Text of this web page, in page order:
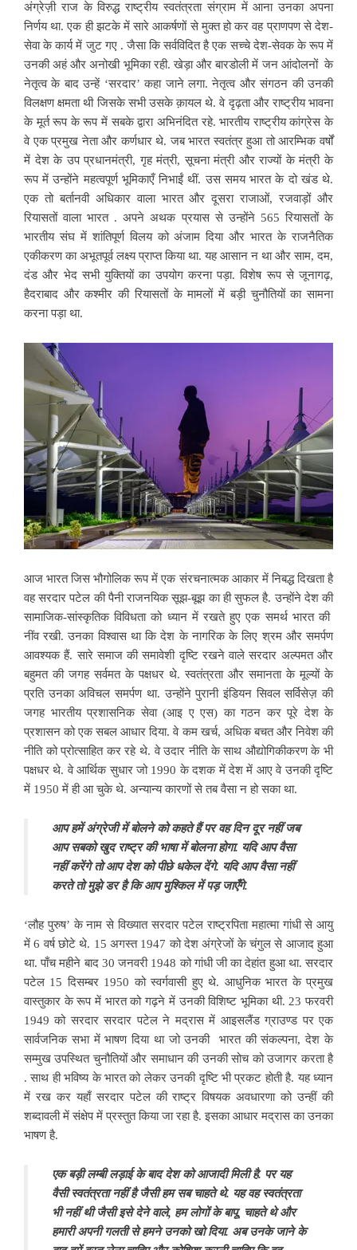
अंग्रेज़ी राज के विरुद्ध राष्ट्रीय स्वतंत्रता संग्राम में आना उनका अपना
निर्णय था. एक ही झटके में सारे आकर्षणों से मुक्त हो कर वह प्राणपण से देश-
सेवा के कार्य में जुट गए . जैसा कि सर्वविदित है एक सच्चे देश-सेवक के रूप में
उनकी अहं और अनोखी भूमिका रही. खेड़ा और बारडोली में जन आंदोलनों के
नेतृत्व के बाद उन्हें ‘सरदार’ कहा जाने लगा. नेतृत्व और संगठन की उनकी
विलक्षण क्षमता थी जिसके सभी उसके क़ायल थे. वे दृढ़ता और राष्ट्रीय भावना
के मूर्त रूप के रूप में सबके द्वारा अभिनंदित रहे. भारतीय राष्ट्रीय कांग्रेस के
वे एक प्रमुख नेता और कर्णधार थे. जब भारत स्वतंत्र हुआ तो आरम्भिक वर्षों
में देश के उप प्रधानमंत्री, गृह मंत्री, सूचना मंत्री और राज्यों के मंत्री के
रूप में उन्होंने महत्वपूर्ण भूमिकाएँ निभाईं थीं. उस समय भारत के दो खंड थे.
एक तो बर्तानवी अधिकार वाला भारत और दूसरा राजाओं, रजवाड़ों और
रियासतों वाला भारत . अपने अथक प्रयास से उन्होंने 565 रियासतों के
भारतीय संघ में शांतिपूर्ण विलय को अंजाम दिया और भारत के राजनैतिक
एकीकरण का अभूतपूर्व लक्ष्य प्राप्त किया था. यह आसान न था और साम, दम,
दंड और भेद सभी युक्तियों का उपयोग करना पड़ा. विशेष रूप से जूनागढ़,
हैदराबाद और कश्मीर की रियासतों के मामलों में बड़ी चुनौतियों का सामना
करना पड़ा था.
आज भारत जिस भौगोलिक रूप में एक संरचनात्मक आकार में निबद्ध दिखता है
वह सरदार पटेल की पैनी राजनयिक सूझ-बूझ का ही सुफल है. उन्होंने देश की
सामाजिक-सांस्कृतिक विविधता को ध्यान में रखते हुए एक समर्थ भारत की
नींव रखी. उनका विश्वास था कि देश के नागरिक के लिए श्रम और समर्पण
आवश्यक हैं. सारे समाज की समावेशी दृष्टि रखने वाले सरदार अल्पमत और
बहुमत की जगह सर्वमत के पक्षधर थे. स्वतंत्रता और समानता के मूल्यों के
प्रति उनका अविचल समर्पण था. उन्होंने पुरानी इंडियन सिवल सर्विसेज़ की
जगह भारतीय प्रशासनिक सेवा (आइ ए एस) का गठन कर पूरे देश के
प्रशासन को एक सबल आधार दिया. वे कम खर्च, अधिक बचत और निवेश की
नीति को प्रोत्साहित कर रहे थे. वे उदार नीति के साथ औद्योगिकीकरण के भी
पक्षधर थे. वे आर्थिक सुधार जो 1990 के दशक में देश में आए वे उनकी दृष्टि
में 1950 में ही आ चुके थे. अन्यान्य कारणों से तब वैसा न हो सका था.
आप हमें अंग्रेजी में बोलने को कहते हैं पर वह दिन दूर नहीं जब
आप सबको खुद राष्ट्र की भाषा में बोलना होगा. यदि आप वैसा
नहीं करेंगे तो आप देश को पीछे धकेल देंगे. यदि आप वैसा नहीं
करते तो मुझे डर है कि आप मुश्किल में पड़ जाएँगे.
‘लौह पुरुष’ के नाम से विख्यात सरदार पटेल राष्ट्रपिता महात्मा गांधी से आयु
में 6 वर्ष छोटे थे. 15 अगस्त 1947 को देश अंग्रेजों के चंगुल से आजाद हुआ
था. पाँच महीने बाद 30 जनवरी 1948 को गांधी जी का देहांत हुआ था. सरदार
पटेल 15 दिसम्बर 1950 को स्वर्गवासी हुए थे. आधुनिक भारत के प्रमुख
वास्तुकार के रूप में भारत को गढ़ने में उनकी विशिष्ट भूमिका थी. 23 फरवरी
1949 को सरदार सरदार पटेल ने मद्रास में आइसलैंड ग्राउण्ड पर एक
सार्वजनिक सभा में भाषण दिया था जो उनकी भारत की संकल्पना, देश के
सम्मुख उपस्थित चुनौतियों और समाधान की उनकी सोच को उजागर करता है
. साथ ही भविष्य के भारत को लेकर उनकी दृष्टि भी प्रकट होती है. यह ध्यान
में रख कर यहाँ सरदार पटेल की राष्ट्र विषयक अवधारणा को उन्हीं की
शब्दावली में संक्षेप में प्रस्तुत किया जा रहा है. इसका आधार मद्रास का उनका
भाषण है.
एक बड़ी लम्बी लड़ाई के बाद देश को आजादी मिली है. पर यह
वैसी स्वतंत्रता नहीं है जैसी हम सब चाहते थे. यह वह स्वतंत्रता
भी नहीं थी जैसी इसे देने वाले, हम लोगों के बापू, चाहते थे और
हमारी अपनी गलती से हमने उनको खो दिया. अब उनके जाने के